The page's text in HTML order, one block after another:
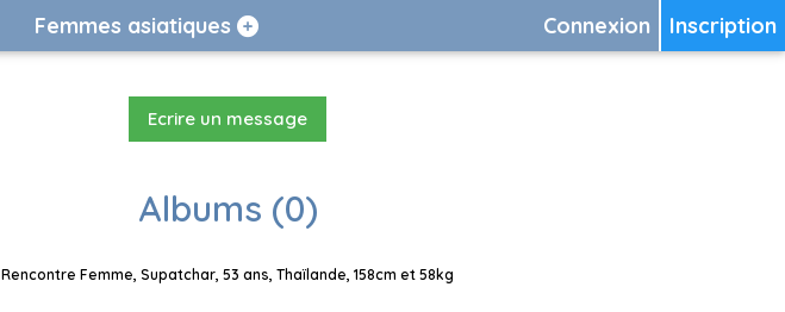
Inscription
Connexion
Femmes asiatiques
Ecrire un message
Albums (0)
Rencontre Femme, Supatchar, 53 ans, Thaïlande, 158cm et 58kg